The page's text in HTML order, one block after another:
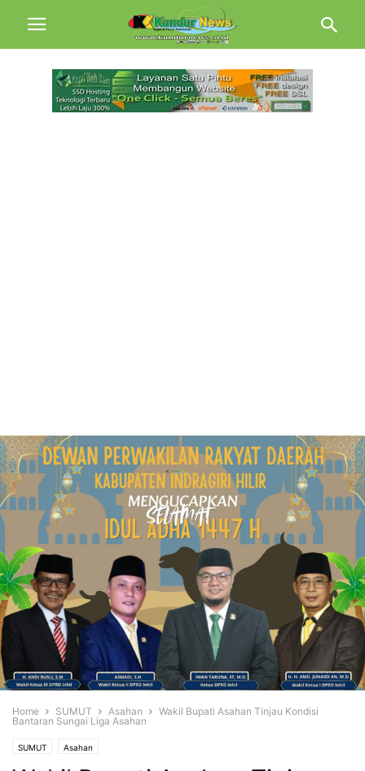
Home SUMUT Asahan
Wakil Bupati Asahan Tinjau Kondisi
Bantaran Sungai Liga Asahan
SUMUT Asahan